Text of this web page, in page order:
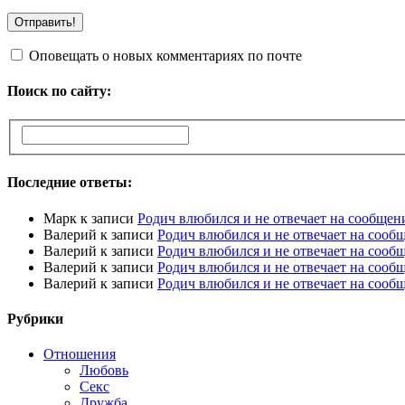
Оповещать о новых комментариях по почте
Поиск по сайту:
Последние ответы:
Марк к записи Родич влюбился и не отвечает на
Валерий к записи Родич влюбился и не отвечает на
Валерий к записи Родич влюбился и не отвечает на
Валерий к записи Родич влюбился и не отвечает на
Валерий к записи Родич влюбился и не отвечает на
Рубрики
Отношения
Любовь
Секс